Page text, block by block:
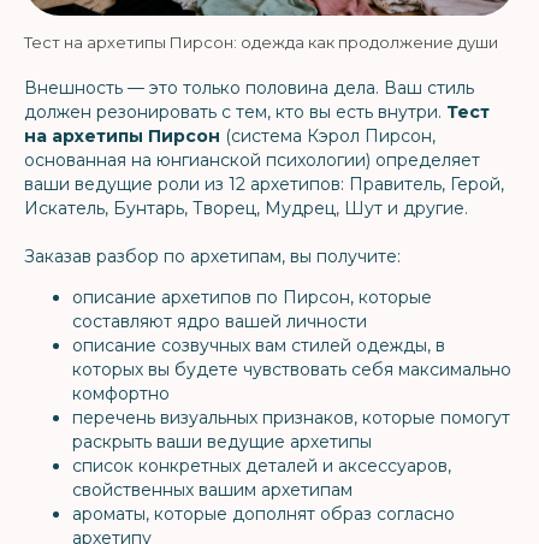
Тест на архетипы Пирсон: одежда как продолжение души
Внешность — это только половина дела. Ваш стиль
должен резонировать с тем, кто вы есть внутри. Тест
на архетипы Пирсон (система Кэрол Пирсон,
основанная на юнгианской психологии) определяет
ваши ведущие роли из 12 архетипов: Правитель, Герой,
Искатель, Бунтарь, Творец, Мудрец, Шут и другие.
Заказав разбор по архетипам, вы получите:
описание архетипов по Пирсон, которые
составляют ядро вашей личности
описание созвучных вам стилей одежды, в
которых вы будете чувствовать себя максимально
комфортно
перечень визуальных признаков, которые помогут
раскрыть ваши ведущие архетипы
список конкретных деталей и аксессуаров,
свойственных вашим архетипам
ароматы, которые дополнят образ согласно
архетипу